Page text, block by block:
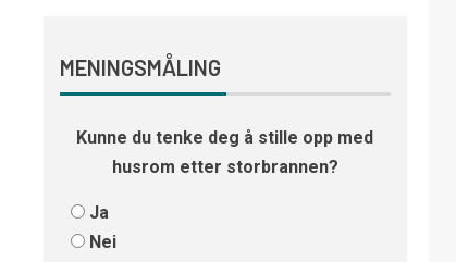
MENINGSMÅLING
Kunne du tenke deg å stille opp med
husrom etter storbrannen?
Ja
Nei